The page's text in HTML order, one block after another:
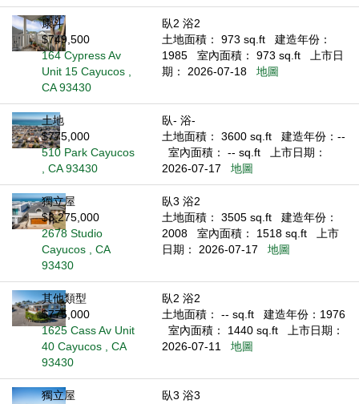
康斗
$749,500
164 Cypress Av
Unit 15 Cayucos ,
CA 93430
臥2 浴2
土地面積： 973 sq.ft
建造年份：
1985
室內面積： 973 sq.ft
上市日
期： 2026-07-18
地圖
土地
$775,000
510 Park Cayucos
, CA 93430
臥- 浴-
土地面積： 3600 sq.ft
建造年份：--
室內面積： -- sq.ft
上市日期：
2026-07-17
地圖
獨立屋
$3,275,000
2678 Studio
Cayucos , CA
93430
臥3 浴2
土地面積： 3505 sq.ft
建造年份：
2008
室內面積： 1518 sq.ft
上市
日期： 2026-07-17
地圖
其他類型
$775,000
1625 Cass Av Unit
40 Cayucos , CA
93430
臥2 浴2
土地面積： -- sq.ft
建造年份：1976
室內面積： 1440 sq.ft
上市日期：
2026-07-11
地圖
獨立屋
臥3 浴3